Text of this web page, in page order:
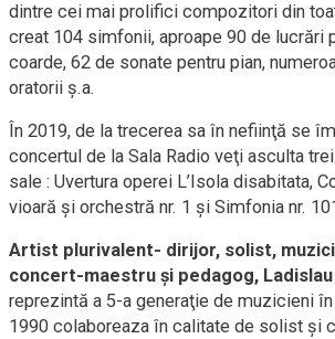
dintre cei mai prolifici compozitori din
creat 104 simfonii, aproape 90 de lucrări
coarde, 62 de sonate pentru pian,
oratorii ş.a.
În 2019, de la trecerea sa în nefiinţă se
concertul de la Sala Radio veţi asculta
sale : Uvertura operei L’Isola disabitata,
vioară şi orchestră nr. 1 şi Simfonia nr.
Artist plurivalent- dirijor, solist,
concert-maestru şi pedagog,
reprezintă a 5-a generaţie de muzicieni în
1990 colaboreaza în calitate de solist şi